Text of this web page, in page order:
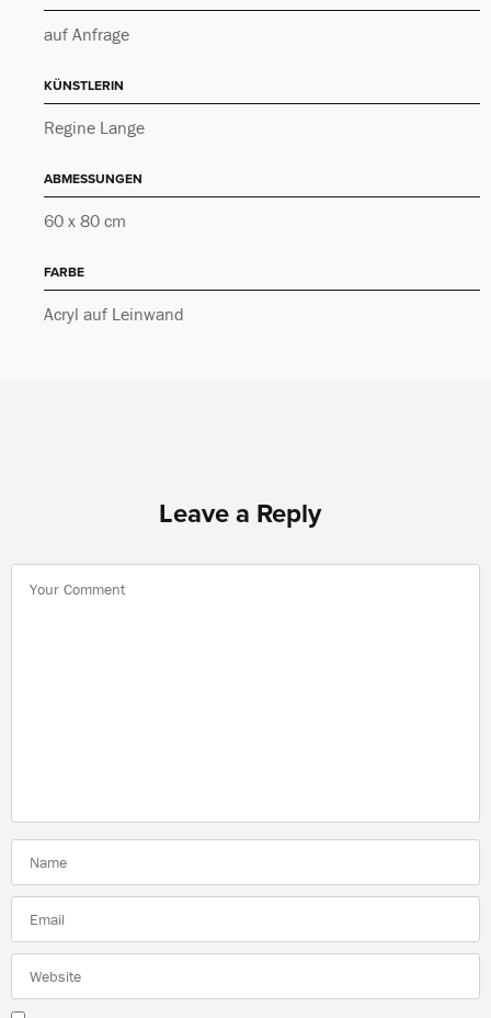
auf Anfrage
KÜNSTLERIN
Regine Lange
ABMESSUNGEN
60 x 80 cm
FARBE
Acryl auf Leinwand
Leave a Reply